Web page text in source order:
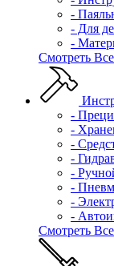
-
- Для
-
Смотреть
-
-
-
-
-
-
-
-
Смотреть